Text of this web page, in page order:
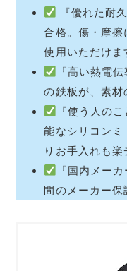
『優れた耐
合格。傷・摩擦
使用いただけま
『高い熱電
の鉄板が、素材
『使う人の
能なシリコンミ
りお手入れも楽
『国内メー
間のメーカー保